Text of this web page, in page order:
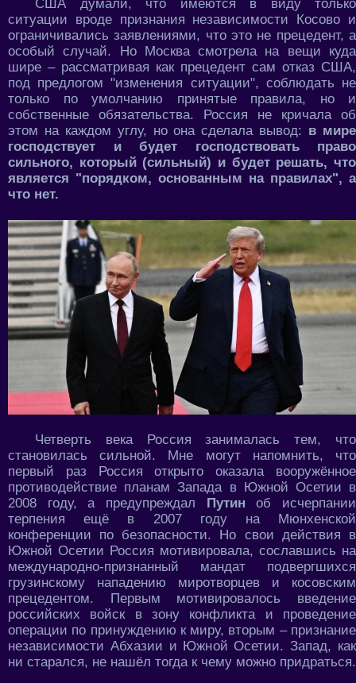
США думали, что имеются в виду только
ситуации вроде признания независимости Косово и
ограничивались заявлениями, что это не прецедент, а
особый случай. Но Москва смотрела на вещи куда
шире – рассматривая как прецедент сам отказ США,
под предлогом "изменения ситуации", соблюдать не
только по умолчанию принятые правила, но и
собственные обязательства. Россия не кричала об
этом на каждом углу, но она сделала вывод: в мире
господствует и будет господствовать право
сильного, который (сильный) и будет решать, что
является "порядком, основанным на правилах", а
что нет.
Четверть века Россия занималась тем, что
становилась сильной. Мне могут напомнить, что
первый раз Россия открыто оказала вооружённое
противодействие планам Запада в Южной Осетии в
2008 году, а предупреждал
Путиноб исчерпании
терпения ещё в 2007 году на Мюнхенской
конференции по безопасности. Но свои действия в
Южной Осетии Россия мотивировала, сославшись на
международно-признанный мандат подвергшихся
грузинскому нападению миротворцев и косовским
прецедентом. Первым мотивировалось введение
российских войск в зону конфликта и проведение
операции по принуждению к миру, вторым – признание
независимости Абхазии и Южной Осетии. Запад, как
ни старался, не нашёл тогда к чему можно придраться.